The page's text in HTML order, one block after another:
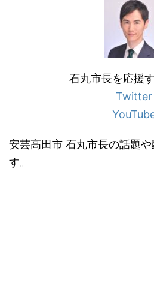
石丸市長を応援
Twitter
安芸高田市 石丸市長の話題
す。